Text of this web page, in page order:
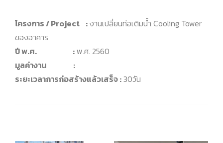
โครงการ / Project :งานเปลี่ยนท่อเติมน้ำ Cooling Tower
ของอาคาร
ปี พ.ศ. :พ.ศ. 2560
มูลค่างาน :
ระยะเวลาการก่อสร้างแล้วเสร็จ :30วัน